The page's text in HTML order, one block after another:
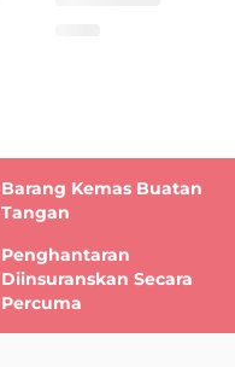
Barang Kemas Buatan
Tangan
Penghantaran
Diinsuranskan Secara
Percuma